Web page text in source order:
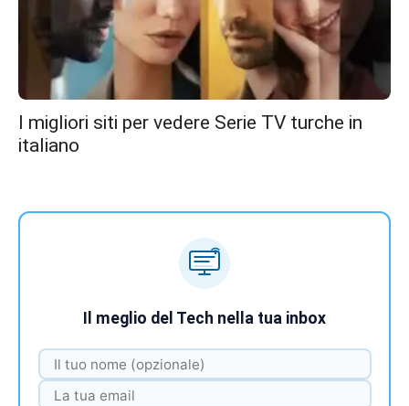
I migliori siti per vedere Serie TV turche in
italiano
Il meglio del Tech nella tua inbox